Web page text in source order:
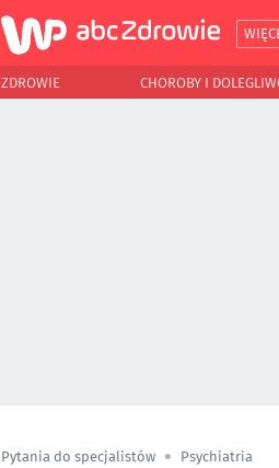
ZDROWIE CHOROBY I
Pytania do specjalistów Psychiatria